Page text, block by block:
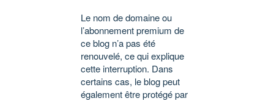
Le nom de domaine ou
l’abonnement premium de
ce blog n’a pas été
renouvelé, ce qui explique
cette interruption. Dans
certains cas, le blog peut
également être protégé par